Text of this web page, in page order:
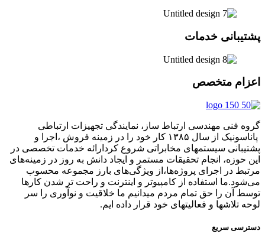
پشتیبانی خدمات
اعزام متخصص
گروه فنی مهندسی ارتباط ساز، نمایندگی تجهیزات ارتباطی
پاناسونیک از سال ۱۳۸۵ کار خود را در زمینه فروش ،اجرا و
پشتیبانی سیستمهای مخابراتی شروع کردارائه خدمات تخصصی در
این حوزه، انجام تحقیقات مستمر و ایجاد دانش به‌ روز در زمینه‌های
مرتبط در اجرای پروژه‌ها،از ویژگی‌های بارز مجموعه محسوب
می‌شود.ما استفاده از کامپیوتر و اینترنت و راحت تر شدن کارها
توسط آن را حق تمام مردم میدانیم ما خلاقیت و نوآوری را سر
لوحه تلاشها و فعالیتهای خود قرار داده ایم.
دسترسی سریع